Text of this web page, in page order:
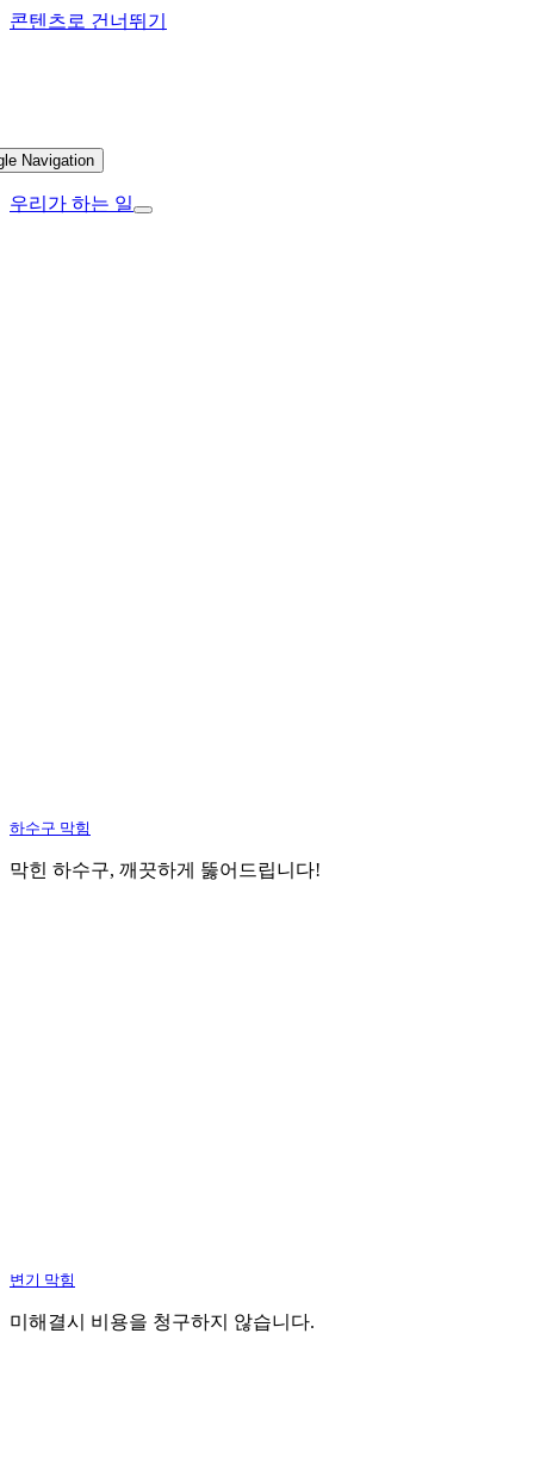
콘텐츠로 건너뛰기
Navigation
우리가 하는 일
하수구 막힘
막힌 하수구, 깨끗하게 뚫어드립니다!
변기 막힘
미해결시 비용을 청구하지 않습니다.